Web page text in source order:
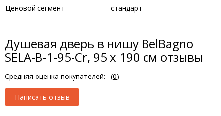
Ценовой сегмент
стандарт
Душевая дверь в нишу BelBagno
SELA-B-1-95-Cr, 95 х 190 см отзывы
Средняя оценка покупателей: (0)
Написать отзыв